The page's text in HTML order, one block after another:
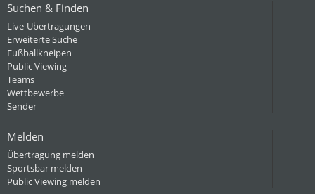
Suchen & Finden
Live-Übertragungen
Erweiterte Suche
Fußballkneipen
Public Viewing
Teams
Wettbewerbe
Sender
Melden
Übertragung melden
Sportsbar melden
Public Viewing melden